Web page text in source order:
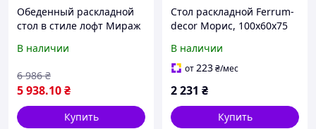
Обеденный раскладной
стол в стиле лофт Мираж
В наличии
5 938.10₴
6 986 ₴
Купить
Стол раскладной Ferrum-
decor Морис, 100х60х75
обеденный стол в стиле
лофт, белый/черный
В наличии
от223₴/мес
2 231 ₴
Купить